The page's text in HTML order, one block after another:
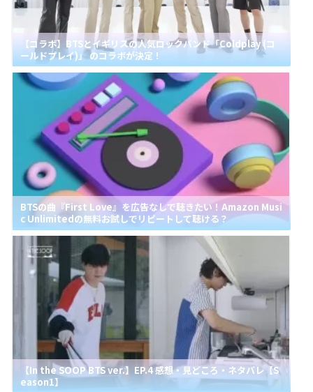
【コラボ】BTSとイギリスの人気ロックバンド「Coldplay (コ
ールドプレイ)」 のコラボが決定！
BTSの曲『First Love』を広告なしで聴きたい！Amazon Musi
c Unlimitedの無料お試しでリピートして聴ける？
【In the SOOP BTS ver.】EP.4 感想・見どころ・ネタバレ【S
eason1】